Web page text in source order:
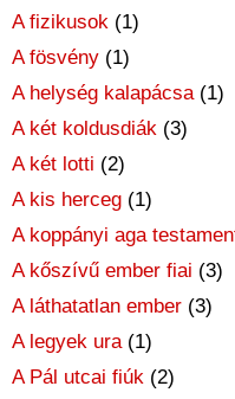
A fizikusok (1)
A fösvény (1)
A helység kalapácsa(1)
A két koldusdiák (3)
A két lotti (2)
A kis herceg (1)
A koppányi aga
A kőszívű ember fiai (3)
A láthatatlan ember (3)
A legyek ura(1)
A Pál utcai fiúk (2)